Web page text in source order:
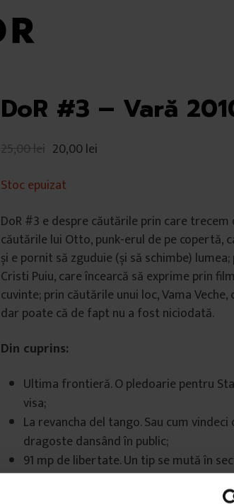
DoR #3 – Vară
25,00lei 20,00lei
Stoc epuizat
DoR #3 e despre căutările prin care
căutările lui Otto, punk-erul de pe copertă,
și e pornit să zguduie (și să schimbe)
Cristi Puiu, care încearcă să exprime prin
cuvinte; prin căutările unui loc, Vama
dar poate că de fapt nu a fost niciodată.
Din cuprins:
Ultima frontieră. O pledoarie pentru
visa;
La revancha del tango. Sau cum
dragoste dansând în public;
91 mp de libertate. Un tip se mută în
lucrează și descoperă că fericirea n-